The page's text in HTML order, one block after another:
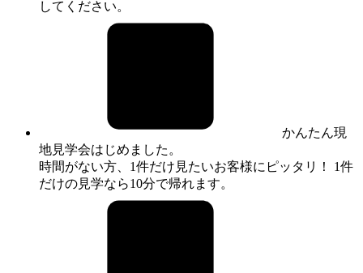
してください。
かんたん現
地見学会はじめました。
時間がない方、1件だけ見たいお客様にピッタリ！ 1件
だけの見学なら10分で帰れます。